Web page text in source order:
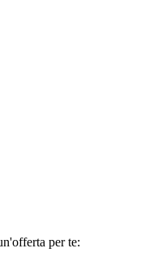
per te: